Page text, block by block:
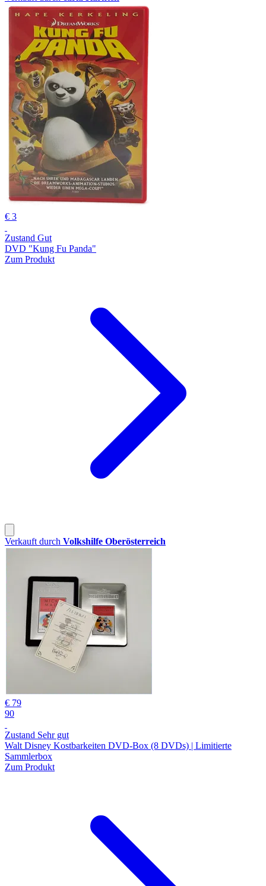
€ 3
Zustand Gut
DVD "Kung Fu Panda"
Zum Produkt
Verkauft durch Volkshilfe Oberösterreich
€ 79
90
Zustand Sehr gut
Walt Disney Kostbarkeiten DVD-Box (8 DVDs) | Limitierte
Sammlerbox
Zum Produkt